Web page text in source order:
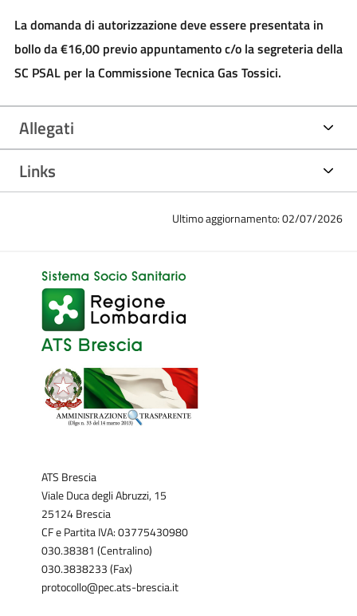
La domanda di autorizzazione deve essere presentata in
bollo da €16,00 previo appuntamento c/o la segreteria della
SC PSAL per la Commissione Tecnica Gas Tossici.
Allegati
Links
Ultimo aggiornamento: 02/07/2026
ATS Brescia
Viale Duca degli Abruzzi, 15
25124 Brescia
CF e Partita IVA: 03775430980
030.38381 (Centralino)
030.3838233 (Fax)
protocollo@pec.ats-brescia.it